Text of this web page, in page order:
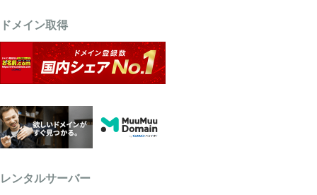
ドメイン取得
レンタルサーバー